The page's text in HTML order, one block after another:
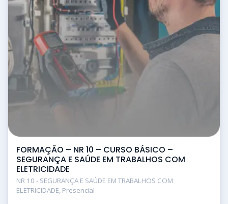
FORMAÇÃO – NR 10 – CURSO BÁSICO –
SEGURANÇA E SAÚDE EM TRABALHOS COM
ELETRICIDADE
NR 10 - SEGURANÇA E SAÚDE EM TRABALHOS COM
ELETRICIDADE, Presencial